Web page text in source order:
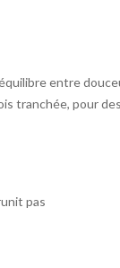
entre
tranchée, pour
pas